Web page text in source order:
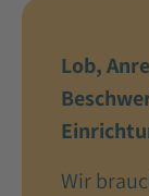
Lob,
Wir